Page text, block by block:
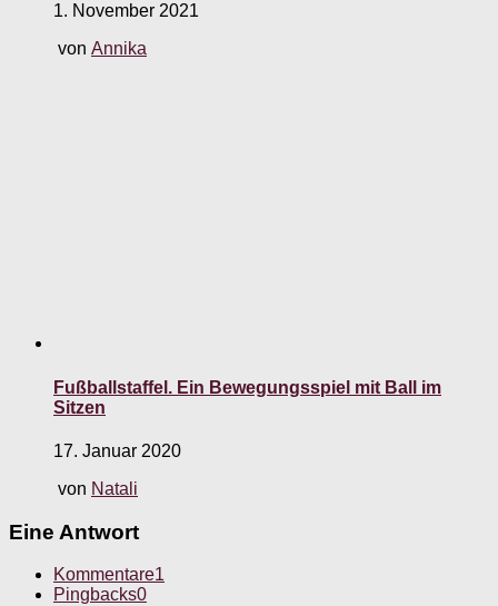
1. November 2021
von Annika
Fußballstaffel. Ein Bewegungsspiel mit Ball im
Sitzen
17. Januar 2020
von Natali
Eine Antwort
Kommentare1
Pingbacks0